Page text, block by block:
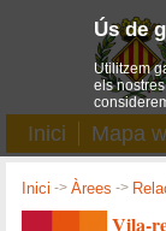
Inici Mapa
Inici ->Àrees ->
Vila-
Ús de
Utilitzem
els